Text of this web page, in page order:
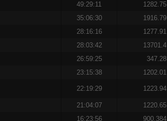
49:29:11
1282.75
35:06:30
1916.79
28:16:16
1277.91
28:03:42
13701.4
26:59:25
347.28
23:15:38 1202.01
22:19:29 1223.94
21:04:07
1220.65
16:23:56
900.384